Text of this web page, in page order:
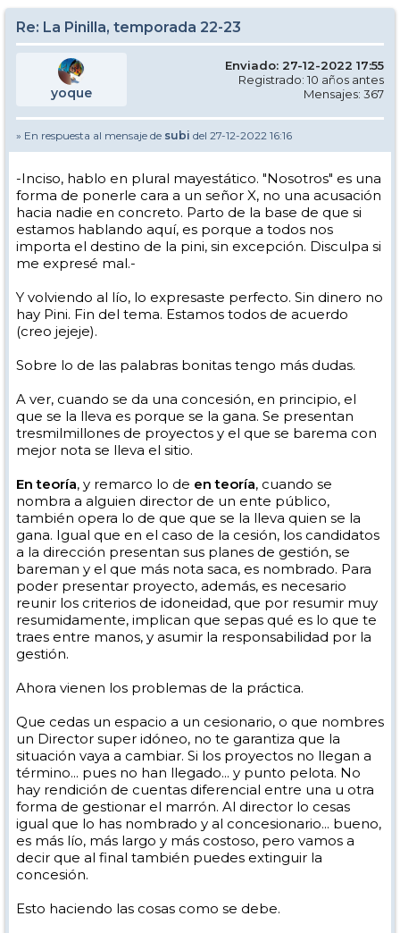
Re: La Pinilla, temporada 22-23
yoque
Enviado: 27-12-2022 17:55
Registrado: 10 años antes
Mensajes: 367
» En respuesta al mensaje de subi del 27-12-2022 16:16
-Inciso, hablo en plural mayestático. "Nosotros" es una
forma de ponerle cara a un señor X, no una acusación
hacia nadie en concreto. Parto de la base de que si
estamos hablando aquí, es porque a todos nos
importa el destino de la pini, sin excepción. Disculpa si
me expresé mal.-
Y volviendo al lío, lo expresaste perfecto. Sin dinero no
hay Pini. Fin del tema. Estamos todos de acuerdo
(creo jejeje).
Sobre lo de las palabras bonitas tengo más dudas.
A ver, cuando se da una concesión, en principio, el
que se la lleva es porque se la gana. Se presentan
tresmilmillones de proyectos y el que se barema con
mejor nota se lleva el sitio.
En teoría, y remarco lo de en teoría, cuando se
nombra a alguien director de un ente público,
también opera lo de que que se la lleva quien se la
gana. Igual que en el caso de la cesión, los candidatos
a la dirección presentan sus planes de gestión, se
bareman y el que más nota saca, es nombrado. Para
poder presentar proyecto, además, es necesario
reunir los criterios de idoneidad, que por resumir muy
resumidamente, implican que sepas qué es lo que te
traes entre manos, y asumir la responsabilidad por la
gestión.
Ahora vienen los problemas de la práctica.
Que cedas un espacio a un cesionario, o que nombres
un Director super idóneo, no te garantiza que la
situación vaya a cambiar. Si los proyectos no llegan a
término... pues no han llegado... y punto pelota. No
hay rendición de cuentas diferencial entre una u otra
forma de gestionar el marrón. Al director lo cesas
igual que lo has nombrado y al concesionario... bueno,
es más lío, más largo y más costoso, pero vamos a
decir que al final también puedes extinguir la
concesión.
Esto haciendo las cosas como se debe.